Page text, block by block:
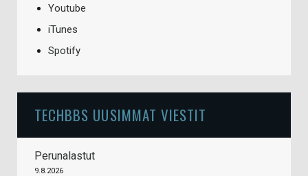
Youtube
iTunes
Spotify
TECHBBS UUSIMMAT VIESTIT
Perunalastut
9.8.2026